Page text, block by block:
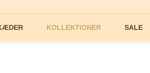
KOLLEKTIONER SALE